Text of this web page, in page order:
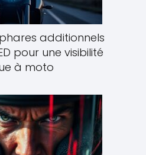
additionnels
pour une visibilité
à moto